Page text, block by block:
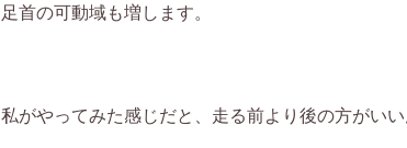
足首の可動域も増します。
私がやってみた感じだと、走る前より後の方がいい